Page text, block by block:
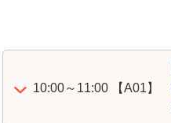
10:00～11:00 【A01】